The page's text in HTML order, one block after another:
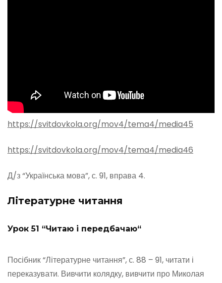
https://svitdovkola.org/mov4/tema4/media45
https://svitdovkola.org/mov4/tema4/media46
Д/з “Українська мова”, с. 91, вправа 4.
Літературне читання
Урок 51 “Читаю і передбачаю“
Посібник “Літературне читання”, с. 88 – 91, читати і
переказувати. Вивчити колядку, вивчити про Миколая